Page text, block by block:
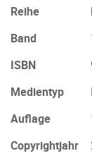
Reihe
Band
ISBN
Medientyp
Auflage
Copyrightjahr